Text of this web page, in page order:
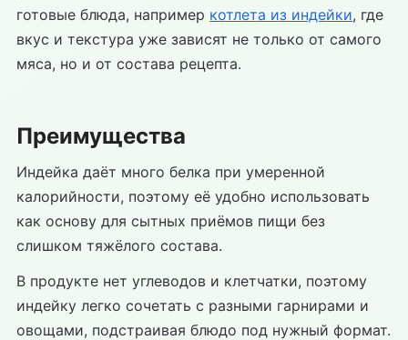
готовые блюда, например котлета из индейки, где
вкус и текстура уже зависят не только от самого
мяса, но и от состава рецепта.
Преимущества
Индейка даёт много белка при умеренной
калорийности, поэтому её удобно использовать
как основу для сытных приёмов пищи без
слишком тяжёлого состава.
В продукте нет углеводов и клетчатки, поэтому
индейку легко сочетать с разными гарнирами и
овощами, подстраивая блюдо под нужный формат.